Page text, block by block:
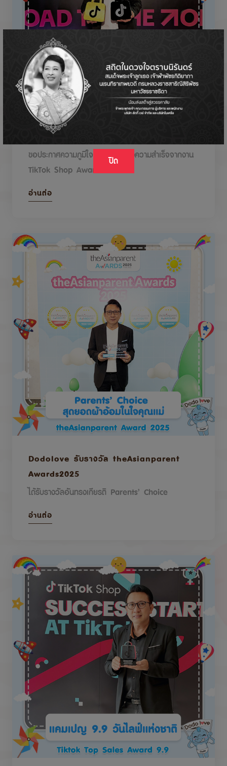
ปิด
DODOLOVE รับรางวัลในงาน TikTok Shop
Awards 2026
ขอประกาศความภูมิใจกับรางวัลแห่งความสำเร็จจากงาน
TikTok Shop Awards 2026
อ่านต่อ
Dodolove รับรางวัล theAsianparent
Awards2025
ได้รับรางวัลอันทรงเกียรติ Parents’ Choice
อ่านต่อ